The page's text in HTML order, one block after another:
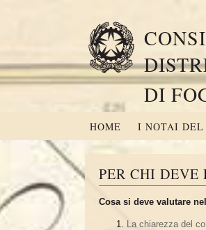
DI
HOME I NOTAI DEL
PER CHI
Cosa si deve valutare
La chiarezza del